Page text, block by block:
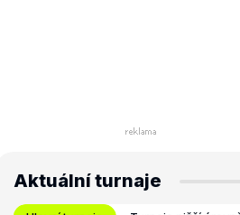
Aktuální turnaje